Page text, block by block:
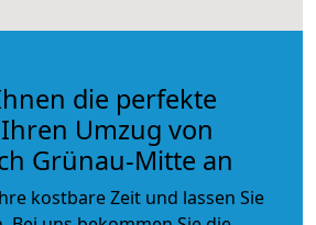
die perfekte
Umzug von
Grünau-Mitte an
kostbare Zeit und lassen Sie